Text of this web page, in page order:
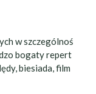
w szczególnoś
bogaty repert
biesiada, film